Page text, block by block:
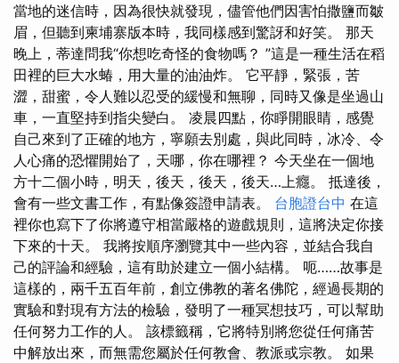
當地的迷信時，因為很快就發現，儘管他們因害怕撒鹽而皺
眉，但聽到柬埔寨版本時，我同樣感到驚訝和好笑。 那天
晚上，蒂達問我“你想吃奇怪的食物嗎？ ”這是一種生活在稻
田裡的巨大水蝽，用大量的油油炸。 它平靜，緊張，苦
澀，甜蜜，令人難以忍受的緩慢和無聊，同時又像是坐過山
車，一直堅持到指尖變白。 凌晨四點，你睜開眼睛，感覺
自己來到了正確的地方，寧願去別處，與此同時，冰冷、令
人心痛的恐懼開始了，天哪，你在哪裡？ 今天坐在一個地
方十二個小時，明天，後天，後天，後天…上癮。 抵達後，
會有一些文書工作，有點像簽證申請表。 台胞證台中 在這
裡你也寫下了你將遵守相當嚴格的遊戲規則，這將決定你接
下來的十天。 我將按順序瀏覽其中一些內容，並結合我自
己的評論和經驗，這有助於建立一個小結構。 呃……故事是
這樣的，兩千五百年前，創立佛教的著名佛陀，經過長期的
實驗和對現有方法的檢驗，發明了一種冥想技巧，可以幫助
任何努力工作的人。 該標籤稱，它將特別將您從任何痛苦
中解放出來，而無需您屬於任何教會、教派或宗教。 如果